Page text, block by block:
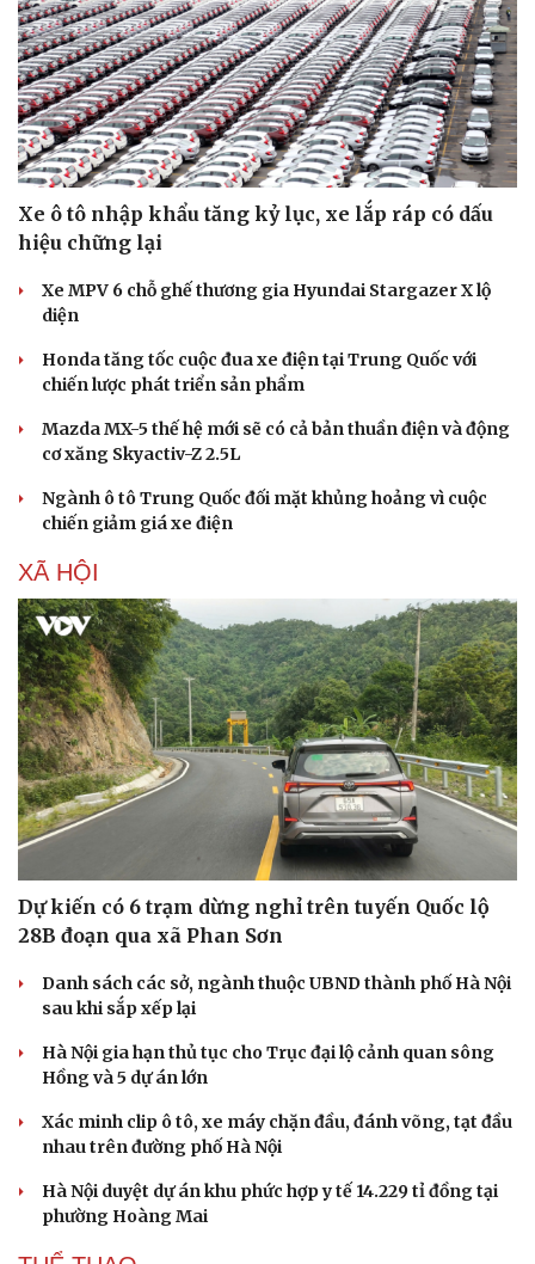
Sân khấu - Điện ảnh
Văn học
Âm nhạc
Di sản
Thời trang
Sao Việt
Xe ô tô nhập khẩu tăng kỷ lục, xe lắp ráp có dấu
hiệu chững lại
Xe MPV 6 chỗ ghế thương gia Hyundai Stargazer X lộ
diện
Honda tăng tốc cuộc đua xe điện tại Trung Quốc với
chiến lược phát triển sản phẩm
Mazda MX-5 thế hệ mới sẽ có cả bản thuần điện và động
cơ xăng Skyactiv-Z 2.5L
Ngành ô tô Trung Quốc đối mặt khủng hoảng vì cuộc
chiến giảm giá xe điện
XÃ HỘI
Dự kiến có 6 trạm dừng nghỉ trên tuyến Quốc lộ
28B đoạn qua xã Phan Sơn
Danh sách các sở, ngành thuộc UBND thành phố Hà Nội
sau khi sắp xếp lại
Hà Nội gia hạn thủ tục cho Trục đại lộ cảnh quan sông
Hồng và 5 dự án lớn
Xác minh clip ô tô, xe máy chặn đầu, đánh võng, tạt đầu
nhau trên đường phố Hà Nội
Hà Nội duyệt dự án khu phức hợp y tế 14.229 tỉ đồng tại
phường Hoàng Mai